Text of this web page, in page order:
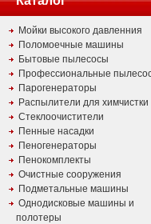
Мойки высокого давленния
Поломоечные машины
Бытовые пылесосы
Профессиональные
Парогенераторы
Распылители для химчистки
Стеклоочистители
Пенные насадки
Пеногенераторы
Пенокомплекты
Очистные сооружения
Подметальные машины
Однодисковые машины и
полотеры